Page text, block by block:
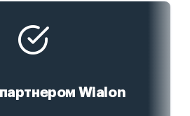
Wialon